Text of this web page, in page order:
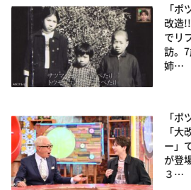
「
改造
でリ
訪。
姉…
「
「
ー」
が登
３…